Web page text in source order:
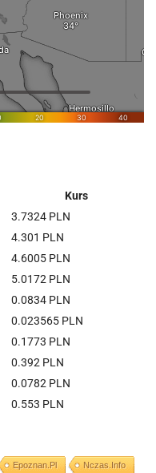
Kurs
3.7324 PLN
4.301 PLN
4.6005 PLN
5.0172 PLN
0.0834 PLN
0.023565 PLN
0.1773 PLN
0.392 PLN
0.0782 PLN
0.553 PLN
Epoznan.pl Nczas.info